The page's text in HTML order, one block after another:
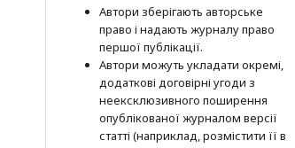
Автори зберігають авторське
право і надають журналу право
першої публі­кації.
Автори можуть укладати окремі,
додат­кові договірні угоди з
неексклюзив­ного поширення
опублікованої журналом версії
статті (наприклад, розмістити її в